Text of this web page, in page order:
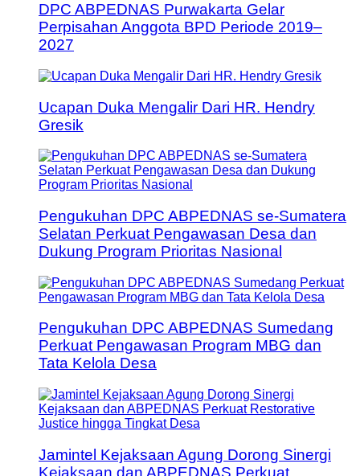
DPC ABPEDNAS Purwakarta Gelar
Perpisahan Anggota BPD Periode 2019–
2027
Ucapan Duka Mengalir Dari HR. Hendry
Gresik
Pengukuhan DPC ABPEDNAS se-Sumatera
Selatan Perkuat Pengawasan Desa dan
Dukung Program Prioritas Nasional
Pengukuhan DPC ABPEDNAS Sumedang
Perkuat Pengawasan Program MBG dan
Tata Kelola Desa
Jamintel Kejaksaan Agung Dorong Sinergi
Kejaksaan dan ABPEDNAS Perkuat